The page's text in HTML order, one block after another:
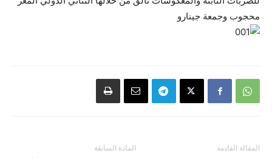
محجوب وجمعة جينارو
المادة السابقة المقالة القادمة